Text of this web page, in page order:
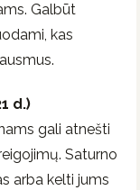
Galbūt
kas
d.)
gali atnešti
Saturno
arba kelti jums